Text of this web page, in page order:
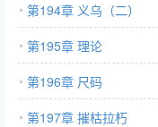
第194章 义乌（二）
第195章 理论
第196章 尺码
第197章 摧枯拉朽